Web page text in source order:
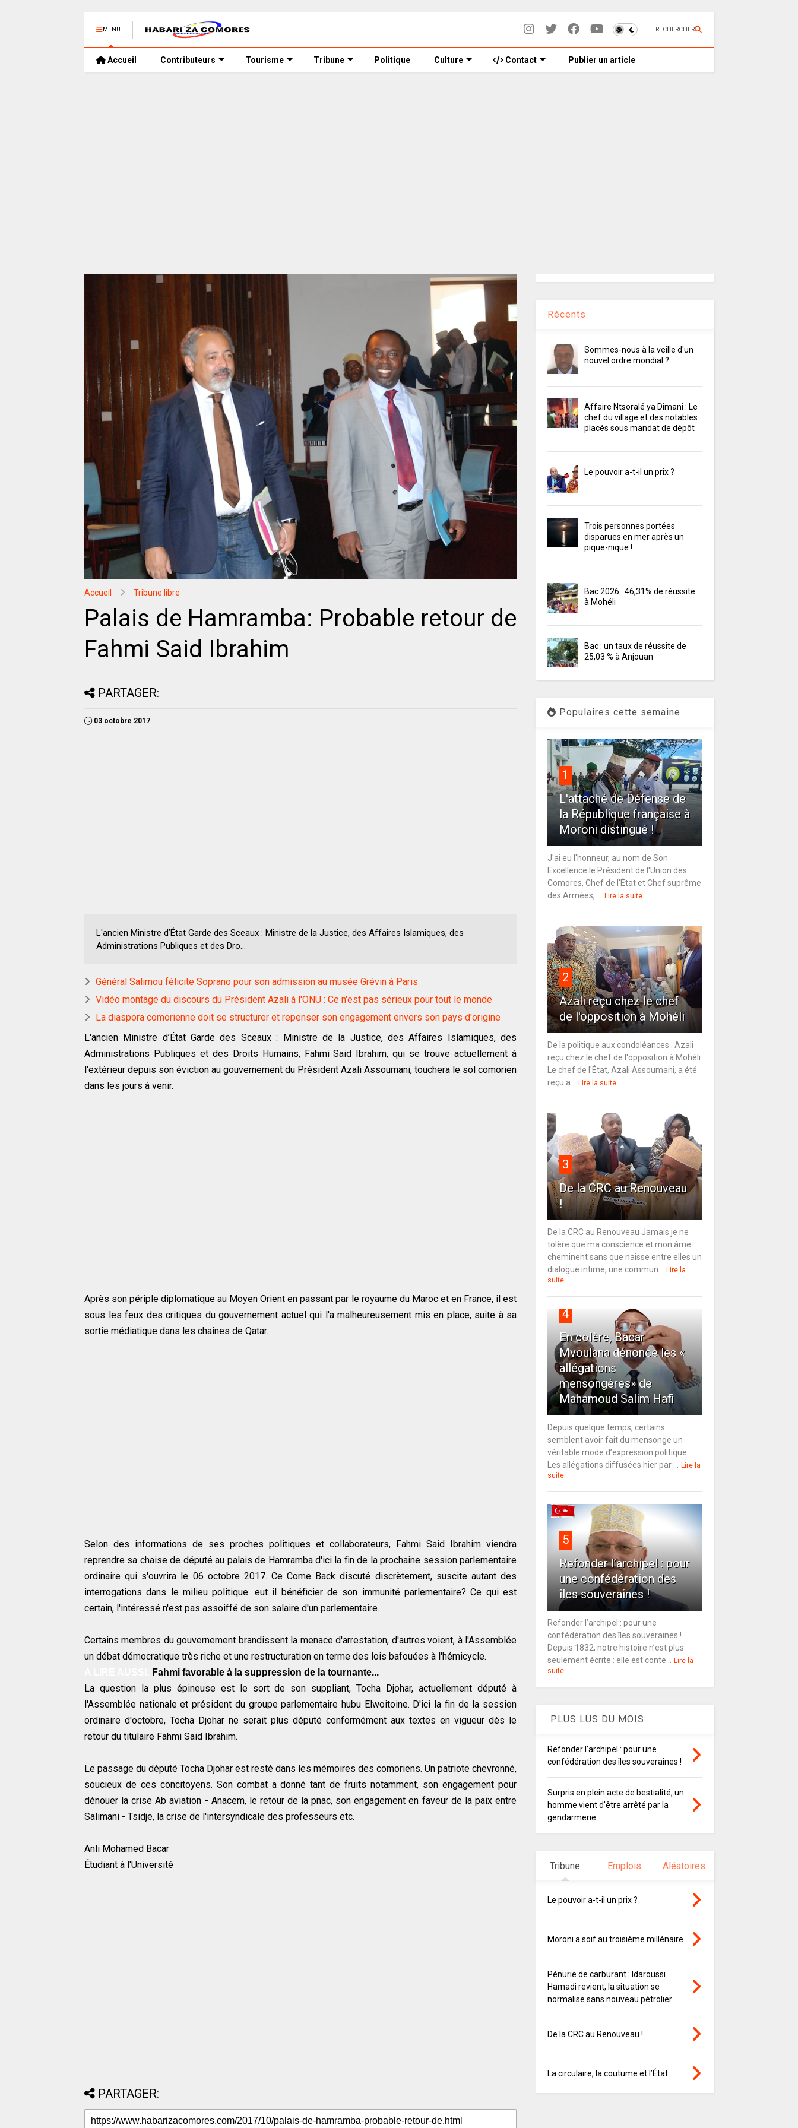
MENU RECHERCHER
Accueil Contributeurs Tourisme Tribune Politique Culture Contact Publier un article
Accueil Tribune libre
Palais de Hamramba: Probable retour de
Fahmi Said Ibrahim
PARTAGER:
03 octobre 2017
L'ancien Ministre d’État Garde des Sceaux : Ministre de la Justice, des Affaires Islamiques, des
Administrations Publiques et des Dro...
Général Salimou félicite Soprano pour son admission au musée Grévin à Paris
Vidéo montage du discours du Président Azali à l'ONU : Ce n'est pas sérieux pour tout le monde
La diaspora comorienne doit se structurer et repenser son engagement envers son pays d'origine
L'ancien Ministre d’État Garde des Sceaux : Ministre de la Justice, des Affaires Islamiques, des
Administrations Publiques et des Droits Humains, Fahmi Said Ibrahim, qui se trouve actuellement à
l'extérieur depuis son éviction au gouvernement du Président Azali Assoumani, touchera le sol comorien
dans les jours à venir.
Après son périple diplomatique au Moyen Orient en passant par le royaume du Maroc et en France, il est
sous les feux des critiques du gouvernement actuel qui l'a malheureusement mis en place, suite à sa
sortie médiatique dans les chaînes de Qatar.
Selon des informations de ses proches politiques et collaborateurs, Fahmi Said Ibrahim viendra
reprendre sa chaise de député au palais de Hamramba d'ici la fin de la prochaine session parlementaire
ordinaire qui s'ouvrira le 06 octobre 2017. Ce Come Back discuté discrètement, suscite autant des
interrogations dans le milieu politique. eut il bénéficier de son immunité parlementaire? Ce qui est
certain, l'intéressé n'est pas assoiffé de son salaire d'un parlementaire.
Certains membres du gouvernement brandissent la menace d'arrestation, d'autres voient, à l'Assemblée
un débat démocratique très riche et une restructuration en terme des lois bafouées à l'hémicycle.
Fahmi favorable à la suppression de la tournante...
La question la plus épineuse est le sort de son suppliant, Tocha Djohar, actuellement député à
l'Assemblée nationale et président du groupe parlementaire hubu Elwoitoine. D'ici la fin de la session
ordinaire d'octobre, Tocha Djohar ne serait plus député conformément aux textes en vigueur dès le
retour du titulaire Fahmi Said Ibrahim.
Le passage du député Tocha Djohar est resté dans les mémoires des comoriens. Un patriote chevronné,
soucieux de ces concitoyens. Son combat a donné tant de fruits notamment, son engagement pour
dénouer la crise Ab aviation - Anacem, le retour de la pnac, son engagement en faveur de la paix entre
Salimani - Tsidje, la crise de l'intersyndicale des professeurs etc.
Anli Mohamed Bacar
Étudiant à l'Université
PARTAGER:
Récents
Sommes-nous à la veille d'un
nouvel ordre mondial ?
Affaire Ntsoralé ya Dimani : Le
chef du village et des notables
placés sous mandat de dépôt
Le pouvoir a-t-il un prix ?
Trois personnes portées
disparues en mer après un
pique-nique !
Bac 2026 : 46,31% de réussite
à Mohéli
Bac : un taux de réussite de
25,03 % à Anjouan
Populaires cette semaine
1
L'attaché de Défense de
la République française à
Moroni distingué !
J'ai eu l'honneur, au nom de Son
Excellence le Président de l'Union des
Comores, Chef de l'État et Chef suprême
des Armées, ...
Lire la suite
2
Azali reçu chez le chef
de l'opposition à Mohéli
De la politique aux condoléances : Azali
reçu chez le chef de l'opposition à Mohéli
Le chef de l'État, Azali Assoumani, a été
reçu a...
Lire la suite
3
De la CRC au Renouveau
!
De la CRC au Renouveau Jamais je ne
tolère que ma conscience et mon âme
cheminent sans que naisse entre elles un
dialogue intime, une commun...
Lire la
suite
4
En colère, Bacar
Mvoulana dénonce les «
allégations
mensongères» de
Mahamoud Salim Hafi
Depuis quelque temps, certains
semblent avoir fait du mensonge un
véritable mode d’expression politique.
Les allégations diffusées hier par ...
Lire la
suite
5
Refonder l’archipel : pour
une confédération des
îles souveraines !
Refonder l’archipel : pour une
confédération des îles souveraines !
Depuis 1832, notre histoire n’est plus
seulement écrite : elle est conte...
Lire la
suite
PLUS LUS DU MOIS
Refonder l’archipel : pour une
confédération des îles souveraines !
Surpris en plein acte de bestialité, un
homme vient d'être arrêté par la
gendarmerie
Tribune Emplois Aléatoires
Le pouvoir a-t-il un prix ?
Moroni a soif au troisième millénaire
Pénurie de carburant : Idaroussi
Hamadi revient, la situation se
normalise sans nouveau pétrolier
De la CRC au Renouveau !
La circulaire, la coutume et l’État